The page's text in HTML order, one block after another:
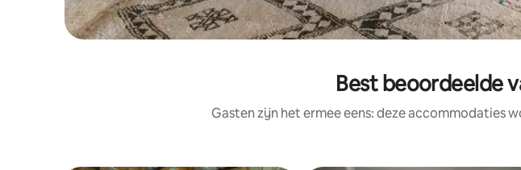
Best beoordeelde
Gasten zijn het ermee eens: deze accommodaties